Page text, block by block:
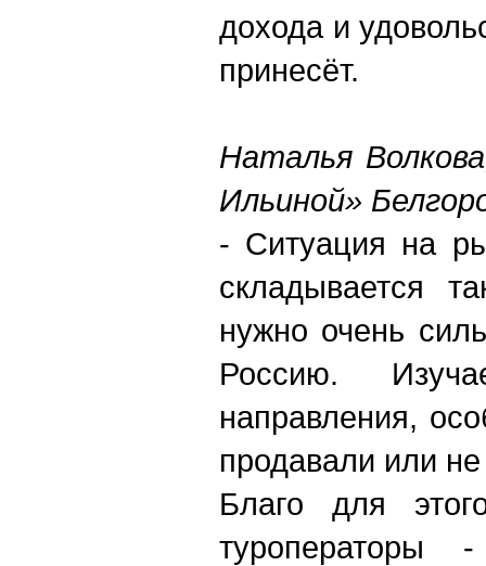
дохода и
принесёт.
Наталья
Ильиной»
- Ситуация на
складывается
нужно очень
Россию.
направления,
продавали или
Благо для